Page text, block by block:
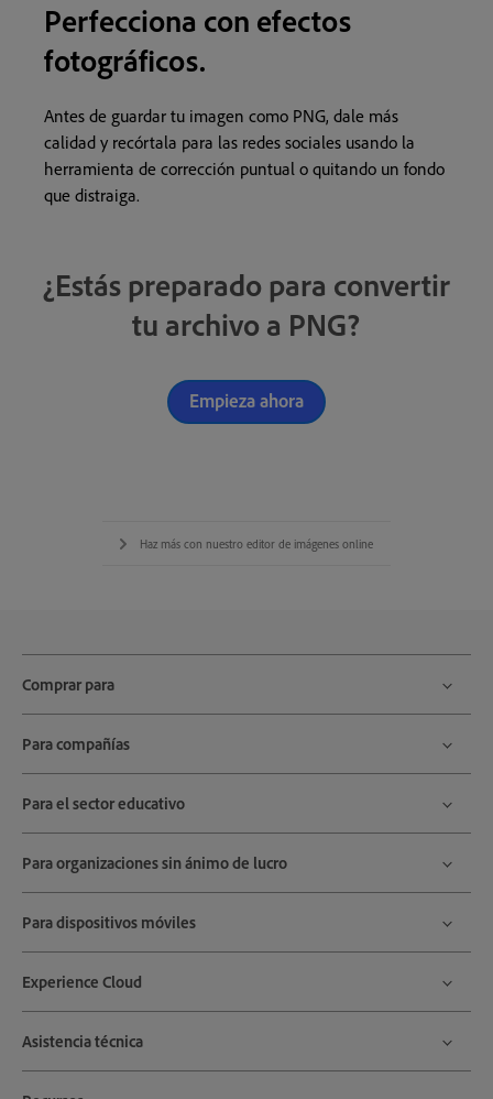
Perfecciona con efectos
fotográficos.
Antes de guardar tu imagen como PNG, dale más
calidad y recórtala para las redes sociales usando la
herramienta de corrección puntual o quitando un fondo
que distraiga.
¿Estás preparado para convertir
tu archivo a PNG?
Empieza ahora
Haz más con nuestro editor de imágenes online
Comprar para
Para compañías
Para el sector educativo
Para organizaciones sin ánimo de lucro
Para dispositivos móviles
Experience Cloud
Asistencia técnica